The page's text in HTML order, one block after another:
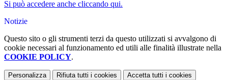
Si può accedere anche cliccando qui.
Notizie
Questo sito o gli strumenti terzi da questo utilizzati si avvalgono di
cookie necessari al funzionamento ed utili alle finalità illustrate nella
COOKIE POLICY.
Personalizza Rifiuta tutti i cookies Accetta tutti i cookies